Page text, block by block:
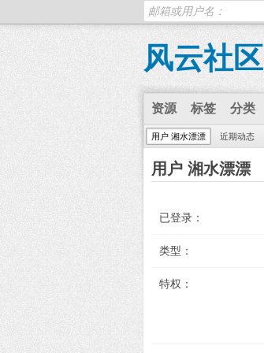
风云社区
资源 标签 分类
用户 湘水漂漂 近期动态
用户 湘水漂漂
已登录：
类型：
特权：